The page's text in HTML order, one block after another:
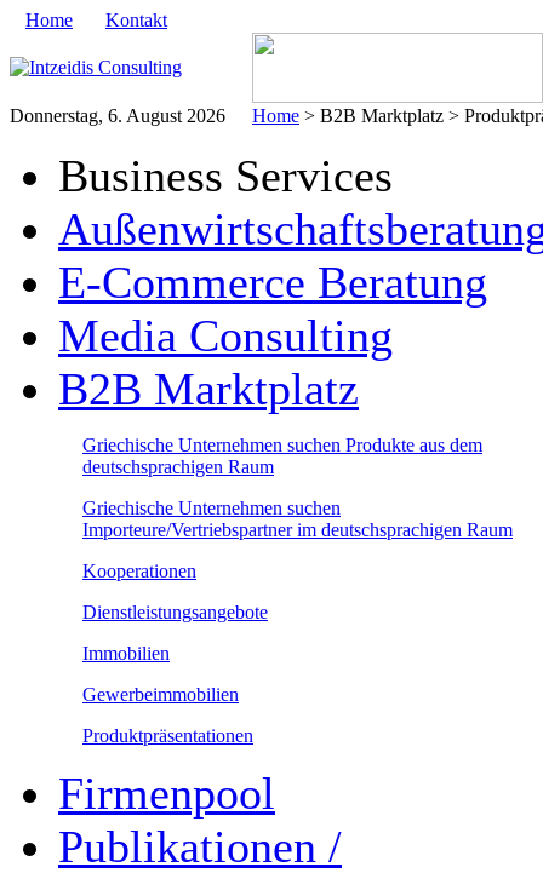
Home Kontakt
Donnerstag, 6. August 2026 Home > B2B Marktplatz >
Business Services
E-Commerce Beratung
Media Consulting
B2B Marktplatz
Griechische Unternehmen suchen Produkte aus dem
deutschsprachigen Raum
Griechische Unternehmen suchen
Importeure/Vertriebspartner im deutschsprachigen Raum
Kooperationen
Dienstleistungsangebote
Immobilien
Gewerbeimmobilien
Produktpräsentationen
Firmenpool
Publikationen /